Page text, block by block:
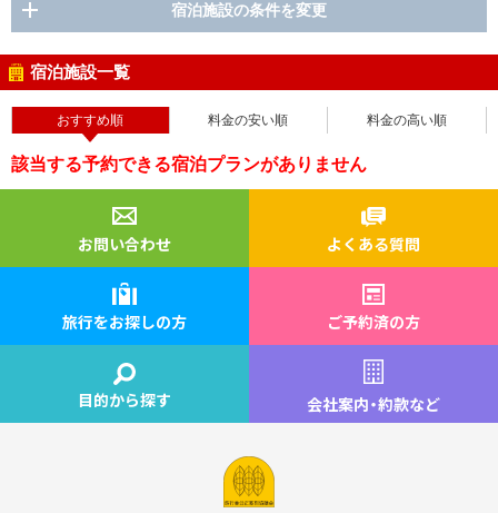
宿泊施設の条件を変更
宿泊施設一覧
おすすめ順 料金の安い順 料金の高い順
該当する予約できる宿泊プランがありません
お問い合わせ よくある質問
旅行をお探しの方 ご予約済の方
目的から探す 会社案内・約款など